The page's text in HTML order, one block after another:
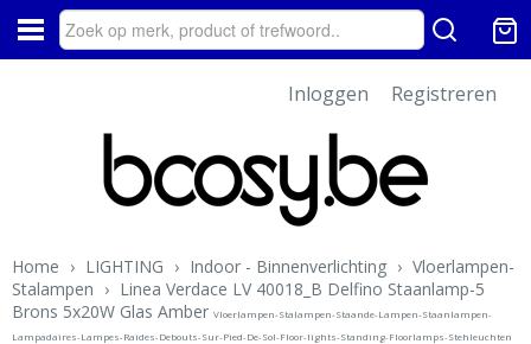
Inloggen Registreren
Home › LIGHTING › Indoor - Binnenverlichting › Vloerlampen-
Stalampen › Linea Verdace LV 40018_B Delfino Staanlamp-5
Brons 5x20W Glas Amber Vloerlampen-Stalampen-Staande-Lampen-Staanlampen-
Lampadaires-Lampes-Raides-Debouts-Sur-Pied-De-Sol-Floor-lights-Standing-Floorlamps-Stehleuchten